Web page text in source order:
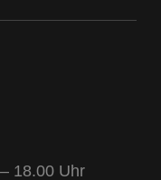
18.00 Uhr